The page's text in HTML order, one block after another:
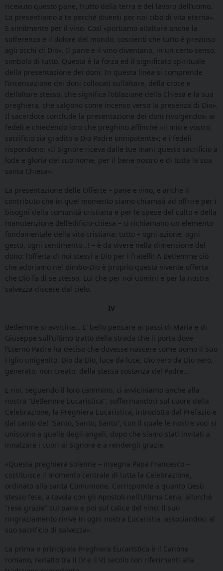
ricevuto questo pane, frutto della terra e del lavoro dell’uomo.
Lo presentiamo a te perché diventi per noi cibo di vita eterna».
E similmente per il vino. Così «portiamo all’altare anche la
sofferenza e il dolore del mondo, coscienti che tutto è prezioso
agli occhi di Dio». Il pane e il vino diventano, in un certo senso,
simbolo di tutto. Questa è la forza ed il significato spirituale
della presentazione dei doni. In questa linea si comprende
l’incensazione dei doni collocati sull’altare, della croce e
dell’altare stesso, che significa l’oblazione della Chiesa e la sua
preghiera, che salgono come incenso verso la presenza di Dio».
Il sacerdote conclude la presentazione dei doni rivolgendosi ai
fedeli e chiedendo loro che preghino affinché «il mio e vostro
sacrificio sia gradito a Dio Padre onnipotente»; e i fedeli
rispondono: «Il Signore riceva dalle tue mani questo sacrificio a
lode e gloria del suo nome, per il bene nostro e di tutta la sua
santa Chiesa».
La presentazione delle Offerte – pane e vino, e anche il
contributo che in quel momento siamo chiamati ad offrire per i
bisogni della comunità cristiana e per le spese del culto e della
manutenzione dell’edificio-chiesa – ci richiamano un elemento
fondamentale della vita cristiana: tutto – ogni azione, ogni
gesto, ogni sentimento…! – è da vivere nella dimensione del
dono: l’offerta di noi stessi a Dio per i fratelli! A Betlemme ciò
che adoriamo nel Bimbo-Dio è proprio questa vivente offerta
che Dio fa di se stesso, Lui che per noi uomini e per la nostra
salvezza discese dal cielo.
IV
Betlemme si avvicina… E’ bello pensare ai passi di Maria e di
Giuseppe sull’ultimo tratto della strada che li porta dove
l’Eterno Padre ha deciso che dovesse nascere come uomo il Suo
Figlio unigenito, Dio da Dio, luce da luce, Dio vero da Dio vero,
generato, non creato, della stessa sostanza del Padre…
E noi, seguendo il loro cammino, ci avviciniamo anche alla
nostra “Betlemme Eucaristica”, soffermandoci sul cuore della
Celebrazione, la Preghiera Eucaristica, introdotta dal Prefazio e
dal canto del “Santo, Santo, Santo”, con il quale le nostre voci si
uniscono a quelle degli angeli, dopo che siamo stati invitati a
innalzare i cuori al Signore e a rendergli grazie.
«Questa preghiera solenne – insegna Papa Francesco –
costituisce il momento centrale di tutta la Celebrazione,
ordinato alla santa Comunione. Corrisponde a quanto Gesù
stesso fece, a tavola con gli Apostoli nell’Ultima Cena, allorché
“rese grazie” sul pane e poi sul calice del vino: il suo
ringraziamento rivive in ogni nostra Eucaristia, associandoci al
suo sacrificio di salvezza».
La prima e principale Preghiera Eucaristica è il Canone
romano, redatto tra il IV e il VI secolo con riferimenti alla